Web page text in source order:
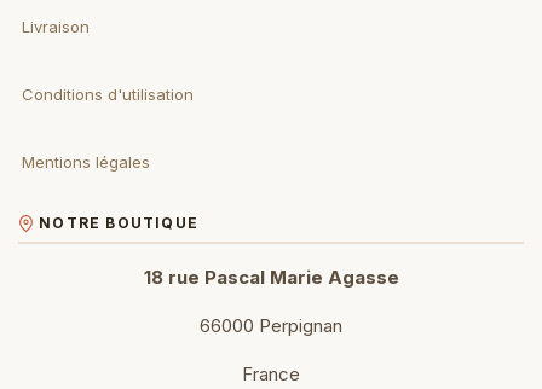
Livraison
Conditions d'utilisation
Mentions légales
NOTRE BOUTIQUE
18 rue Pascal Marie Agasse
66000 Perpignan
France